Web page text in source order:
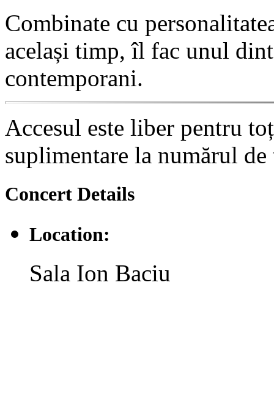
Combinate cu
același timp, îl fac unul
contemporani.
Accesul este liber pentru
suplimentare la numărul
Concert Details
Location:
Sala Ion Baciu